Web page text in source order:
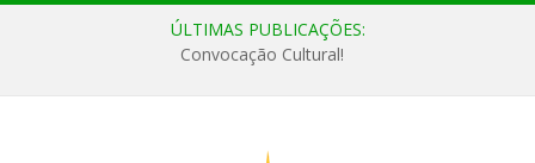
ÚLTIMAS PUBLICAÇÕES:
Convocação Cultural!